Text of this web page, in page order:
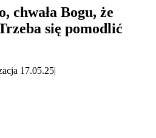
chwała Bogu, że
się pomodlić
17.05.25|